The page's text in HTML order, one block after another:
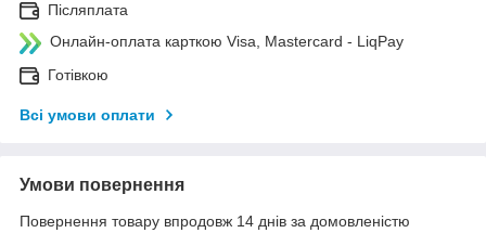
Післяплата
Онлайн-оплата карткою Visa, Mastercard - LiqPay
Готівкою
Всі умови оплати
Умови повернення
Повернення товару впродовж 14 днів за домовленістю